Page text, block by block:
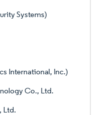
Systems)
International, Inc.)
Co., Ltd.
Ltd.